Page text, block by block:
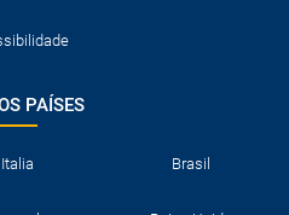
PAÍSES
Italia Brasil